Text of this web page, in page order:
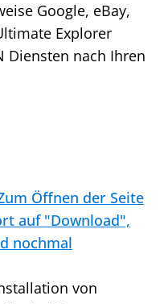
Google, eBay,
Explorer
Diensten nach Ihren
Öffnen der Seite
auf "Download",
nochmal
von